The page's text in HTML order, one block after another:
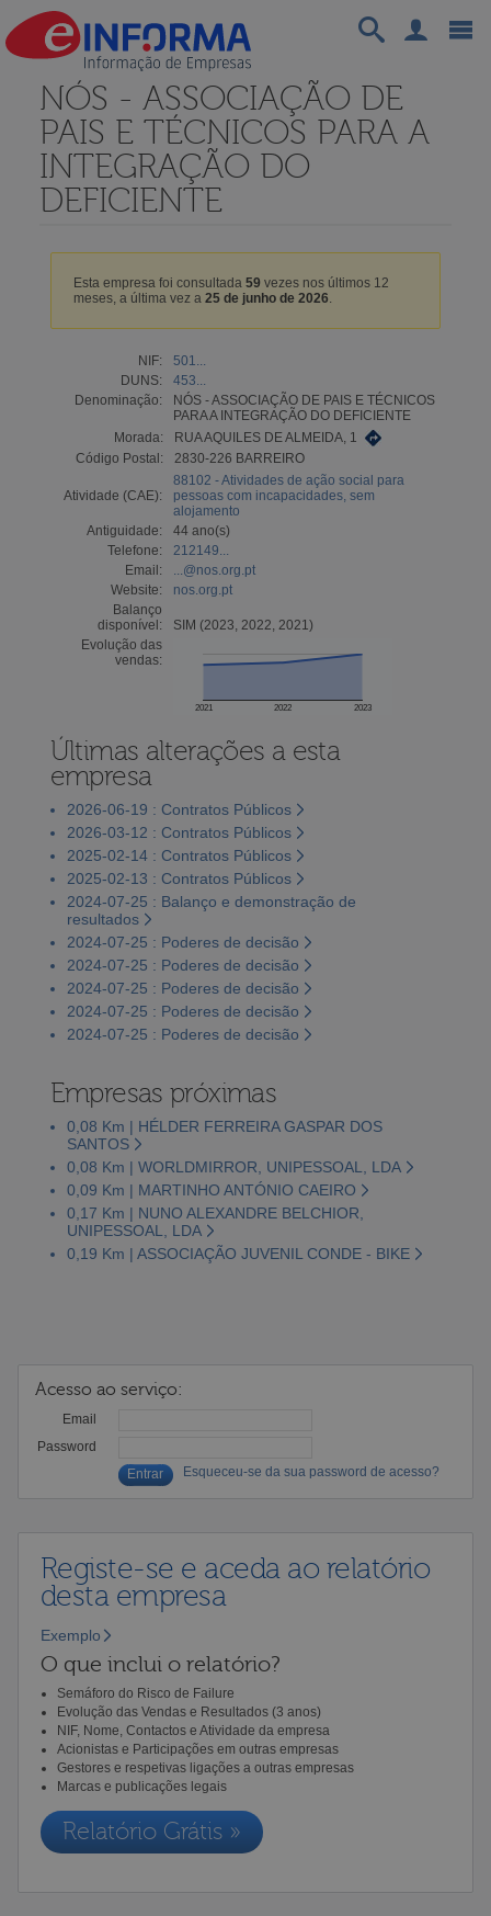
NÓS - ASSOCIAÇÃO DE
PAIS E TÉCNICOS PARA A
INTEGRAÇÃO DO
DEFICIENTE
Esta empresa foi consultada 59 vezes nos últimos 12
meses, a última vez a 25 de junho de 2026.
NIF:
501...
DUNS:
453...
Denominação:
NÓS - ASSOCIAÇÃO DE PAIS E TÉCNICOS
PARA A INTEGRAÇÃO DO DEFICIENTE
Morada:
RUA AQUILES DE ALMEIDA, 1
Código Postal:
2830-226 BARREIRO
Atividade (CAE):
88102 - Atividades de ação social para
pessoas com incapacidades, sem
alojamento
Antiguidade:
44 ano(s)
Telefone:
212149...
Email:
...@nos.org.pt
Website:
nos.org.pt
Balanço
disponível:
SIM (2023, 2022, 2021)
Evolução das
vendas:
2021 2022 2023
Últimas alterações a esta
empresa
2026-06-19 : Contratos Públicos
2026-03-12 : Contratos Públicos
2025-02-14 : Contratos Públicos
2025-02-13 : Contratos Públicos
2024-07-25 : Balanço e demonstração de
resultados
2024-07-25 : Poderes de decisão
2024-07-25 : Poderes de decisão
2024-07-25 : Poderes de decisão
2024-07-25 : Poderes de decisão
2024-07-25 : Poderes de decisão
Empresas próximas
0,08 Km | HÉLDER FERREIRA GASPAR DOS
SANTOS
0,08 Km | WORLDMIRROR, UNIPESSOAL, LDA
0,09 Km | MARTINHO ANTÓNIO CAEIRO
0,17 Km | NUNO ALEXANDRE BELCHIOR,
UNIPESSOAL, LDA
0,19 Km | ASSOCIAÇÃO JUVENIL CONDE - BIKE
Acesso ao serviço:
Email
Password
Esqueceu-se da sua password de acesso?
Registe-se e aceda ao relatório
desta empresa
Exemplo
O que inclui o relatório?
Semáforo do Risco de Failure
Evolução das Vendas e Resultados (3 anos)
NIF, Nome, Contactos e Atividade da empresa
Acionistas e Participações em outras empresas
Gestores e respetivas ligações a outras empresas
Marcas e publicações legais
Relatório Grátis »